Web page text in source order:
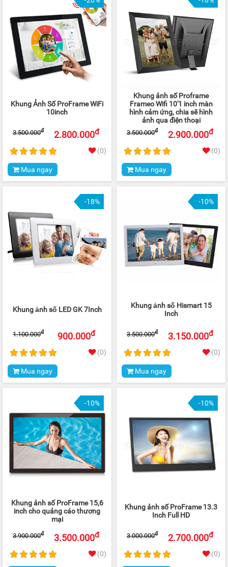
Khung Ảnh Số ProFrame WiFi
10inch
2.800.000đ
3.500.000đ
(0)
Mua ngay
Khung ảnh số Proframe
Frameo Wifi 10'1 inch màn
hình cảm ứng, chia sẽ hình
ảnh qua điện thoại
2.900.000đ
3.500.000đ
(0)
Mua ngay
-18%
Khung ảnh số LED GK 7Inch
900.000đ
1.100.000đ
(0)
Mua ngay
-10%
Khung ảnh số Hismart 15
Inch
3.150.000đ
3.500.000đ
(0)
Mua ngay
-10%
Khung ảnh số ProFrame 15,6
inch cho quảng cáo thương
mại
3.500.000đ
3.900.000đ
(0)
-10%
Khung ảnh số ProFrame 13.3
Inch Full HD
2.700.000đ
3.000.000đ
(0)